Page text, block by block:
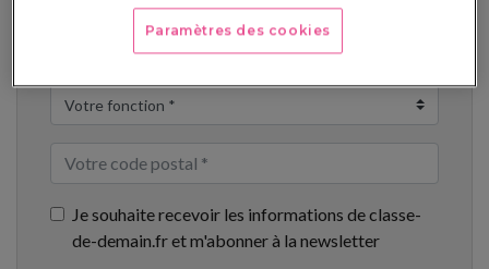
Je souhaite recevoir les informations de classe-
de-demain.fr et m'abonner à la newsletter
Paramètres des cookies